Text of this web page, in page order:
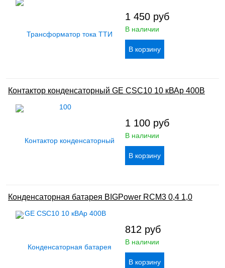
1 450 руб
В наличии
Контактор конденсаторный GE CSC10 10 кВАр 400В
1 100 руб
В наличии
Конденсаторная батарея BIGPower RCM3 0,4 1,0
812 руб
В наличии